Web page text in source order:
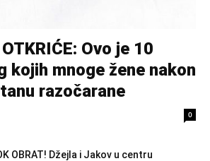
Ovo je 10
kojih mnoge žene nakon
razočarane
0
OBRAT! Džejla i Jakov u centru